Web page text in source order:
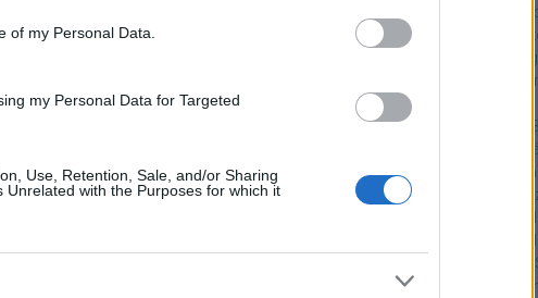
of my Personal Data.
my Personal Data for Targeted
Use, Retention, Sale, and/or Sharing
Unrelated with the Purposes for which it
Bezerédi
Media Kft.
Blake Lively
Bognár Tamás
Boldog Gábor
Borbély
Enikő Boros Zoltán Bor
Botár Endre
Brian
Bruce
bukott birodalom